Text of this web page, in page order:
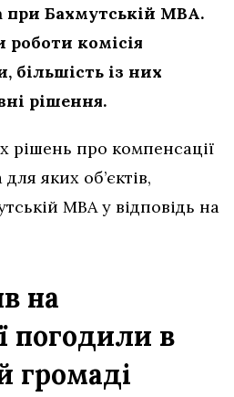
при Бахмутській МВА.
комісія
більшість із них
рішення.
рішень про компенсації
яких об’єктів,
МВА у відповідь на
на
погодили в
громаді